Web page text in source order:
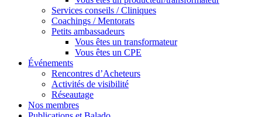
Services conseils / Cliniques
Coachings / Mentorats
Petits ambassadeurs
Vous êtes un transformateur
Vous êtes un CPE
Événements
Rencontres d’Acheteurs
Activités de visibilité
Réseautage
Nos membres